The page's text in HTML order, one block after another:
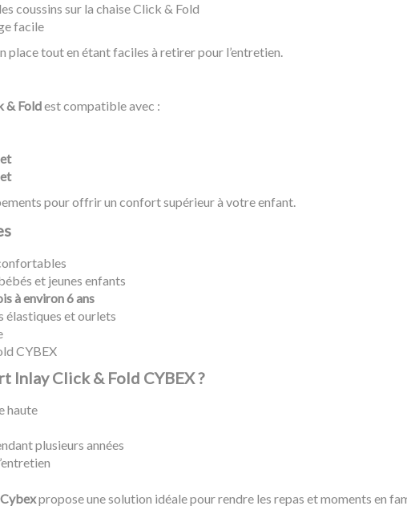
coussins sur la chaise Click & Fold
facile
place tout en étant faciles à retirer pour l’entretien.
& Foldest compatible avec :
pour offrir un confort supérieur à votre enfant.
et jeunes enfants
à environ 6 ans
élastiques et ourlets
CYBEX
Click & Fold CYBEX ?
haute
plusieurs années
Cybexpropose une solution idéale pour rendre les repas et moments en